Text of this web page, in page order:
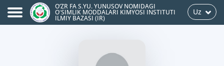
O‘ZR FA S.YU. YUNUSOV NOMIDAGI
OʻSIMLIK MODDALARI KIMYOSI INSTITUTI
ILMIY BAZASI (IR)
Uz